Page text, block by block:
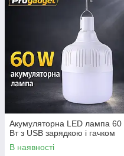
Акумуляторна LED лампа 60
Вт з USB зарядкою і гачком
В наявності